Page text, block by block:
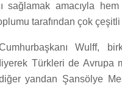
sağlamak amacıyla
tarafından çok
Wulff,
Türkleri de
yandan Şansölye